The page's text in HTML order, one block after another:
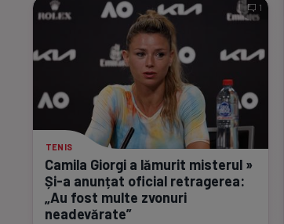
TENIS
Camila Giorgi a lămurit misterul »
Și-a anunțat oficial retragerea:
„Au fost multe zvonuri
neadevărate”
1